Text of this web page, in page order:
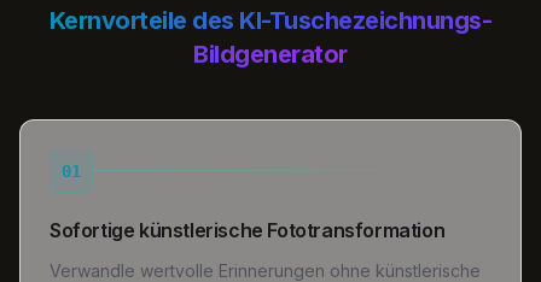
Kernvorteile des KI-Tuschezeichnungs-
Bildgenerator
01
Sofortige künstlerische Fototransformation
Verwandle wertvolle Erinnerungen ohne künstlerische